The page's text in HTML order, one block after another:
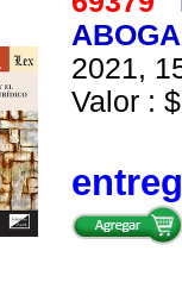
2021,
Valor :